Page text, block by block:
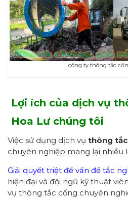
công ty thông tắc
Lợi ích của dịch vụ
Hoa Lư chúng tôi
Việc sử dụng dịch vụ thông
chuyên nghiệp mang lại nhiều
Giải quyết triệt để vấn đề tắc
hiện đại và đội ngũ kỹ thuật
vụ thông tắc cống chuyên